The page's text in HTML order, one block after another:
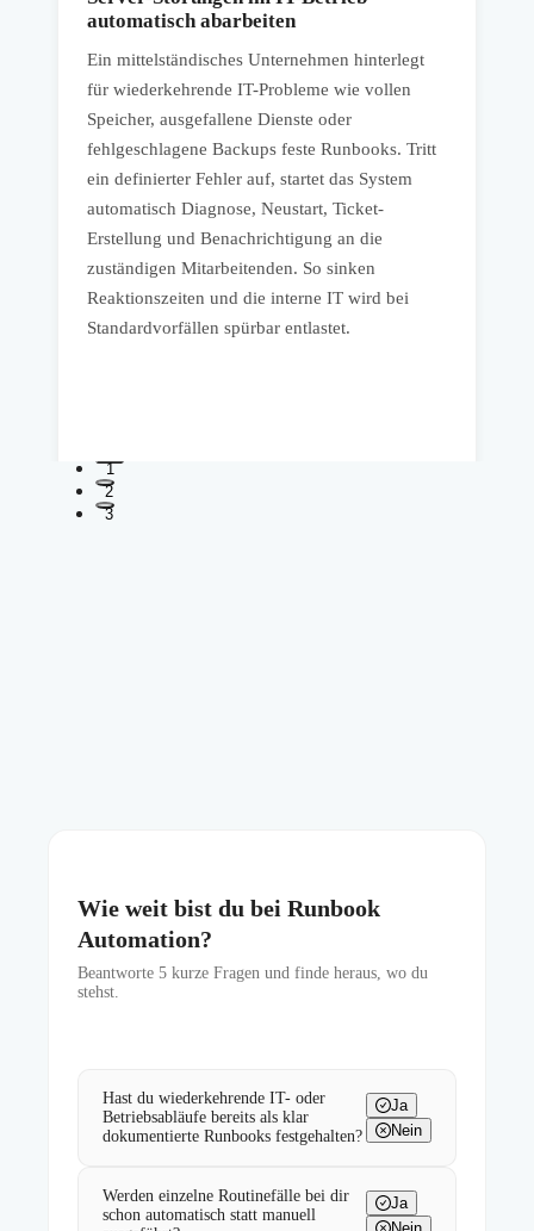
automatisch abarbeiten
Ein mittelständisches Unternehmen hinterlegt
für wiederkehrende IT-Probleme wie vollen
Speicher, ausgefallene Dienste oder
fehlgeschlagene Backups feste Runbooks. Tritt
ein definierter Fehler auf, startet das System
automatisch Diagnose, Neustart, Ticket-
Erstellung und Benachrichtigung an die
zuständigen Mitarbeitenden. So sinken
Reaktionszeiten und die interne IT wird bei
Standardvorfällen spürbar entlastet.
1
2
3
Wie weit bist du bei Runbook
Automation?
Beantworte 5 kurze Fragen und finde heraus, wo du
stehst.
Hast du wiederkehrende IT- oder
Betriebsabläufe bereits als klar
dokumentierte Runbooks festgehalten?
Ja
Nein
Werden einzelne Routinefälle bei dir
schon automatisch statt manuell
Ja